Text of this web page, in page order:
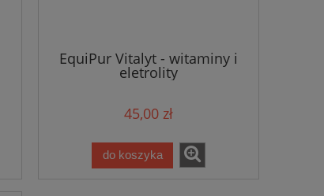
EquiPur Vitalyt - witaminy i
eletrolity
45,00 zł
do koszyka